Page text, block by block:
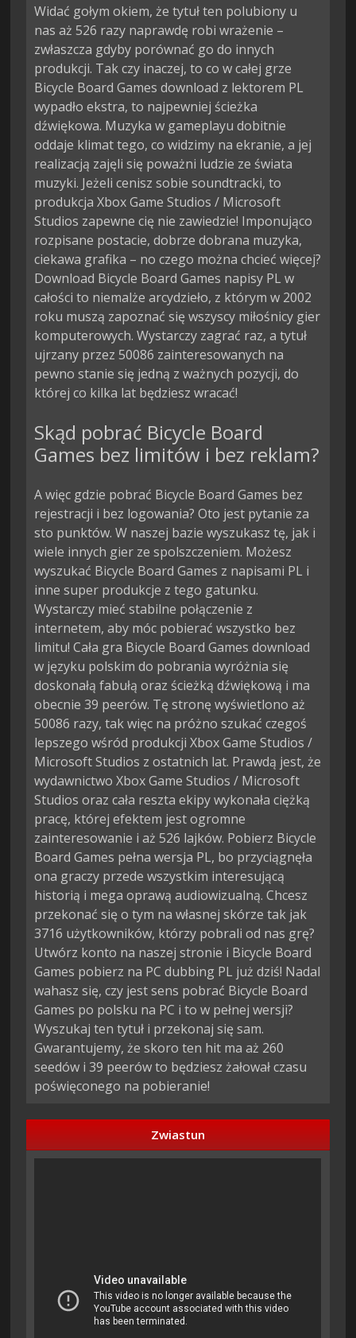
Widać gołym okiem, że tytuł ten polubiony u
nas aż 526 razy naprawdę robi wrażenie –
zwłaszcza gdyby porównać go do innych
produkcji. Tak czy inaczej, to co w całej grze
Bicycle Board Games download z lektorem PL
wypadło ekstra, to najpewniej ścieżka
dźwiękowa. Muzyka w gameplayu dobitnie
oddaje klimat tego, co widzimy na ekranie, a jej
realizacją zajęli się poważni ludzie ze świata
muzyki. Jeżeli cenisz sobie soundtracki, to
produkcja Xbox Game Studios / Microsoft
Studios zapewne cię nie zawiedzie! Imponująco
rozpisane postacie, dobrze dobrana muzyka,
ciekawa grafika – no czego można chcieć więcej?
Download Bicycle Board Games napisy PL w
całości to niemalże arcydzieło, z którym w 2002
roku muszą zapoznać się wszyscy miłośnicy gier
komputerowych. Wystarczy zagrać raz, a tytuł
ujrzany przez 50086 zainteresowanych na
pewno stanie się jedną z ważnych pozycji, do
której co kilka lat będziesz wracać!
Skąd pobrać Bicycle Board
Games bez limitów i bez reklam?
A więc gdzie pobrać Bicycle Board Games bez
rejestracji i bez logowania? Oto jest pytanie za
sto punktów. W naszej bazie wyszukasz tę, jak i
wiele innych gier ze spolszczeniem. Możesz
wyszukać Bicycle Board Games z napisami PL i
inne super produkcje z tego gatunku.
Wystarczy mieć stabilne połączenie z
internetem, aby móc pobierać wszystko bez
limitu! Cała gra Bicycle Board Games download
w języku polskim do pobrania wyróżnia się
doskonałą fabułą oraz ścieżką dźwiękową i ma
obecnie 39 peerów. Tę stronę wyświetlono aż
50086 razy, tak więc na próżno szukać czegoś
lepszego wśród produkcji Xbox Game Studios /
Microsoft Studios z ostatnich lat. Prawdą jest, że
wydawnictwo Xbox Game Studios / Microsoft
Studios oraz cała reszta ekipy wykonała ciężką
pracę, której efektem jest ogromne
zainteresowanie i aż 526 lajków. Pobierz Bicycle
Board Games pełna wersja PL, bo przyciągnęła
ona graczy przede wszystkim interesującą
historią i mega oprawą audiowizualną. Chcesz
przekonać się o tym na własnej skórze tak jak
3716 użytkowników, którzy pobrali od nas grę?
Utwórz konto na naszej stronie i Bicycle Board
Games pobierz na PC dubbing PL już dziś! Nadal
wahasz się, czy jest sens pobrać Bicycle Board
Games po polsku na PC i to w pełnej wersji?
Wyszukaj ten tytuł i przekonaj się sam.
Gwarantujemy, że skoro ten hit ma aż 260
seedów i 39 peerów to będziesz żałował czasu
poświęconego na pobieranie!
Zwiastun